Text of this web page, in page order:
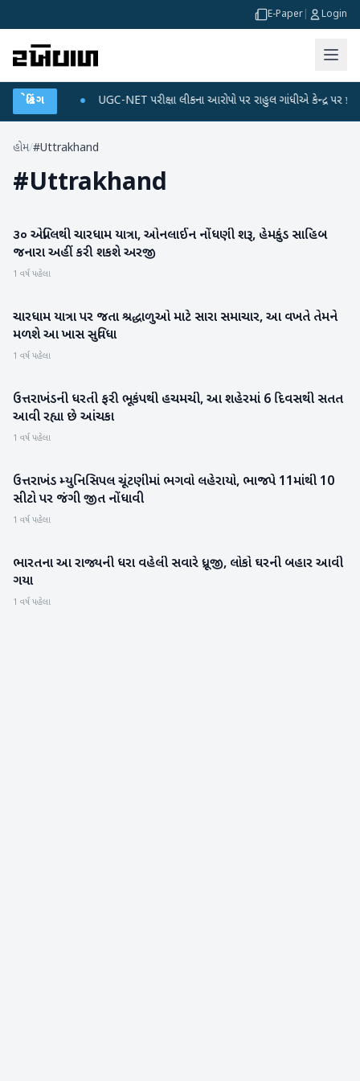
E-Paper Login
બ્રેકિંગ
પ્લાન UGC-NET પરીક્ષા લીકના આરોપો પર રાહુલ ગાંધીએ કેન્દ્ર પર પ્રહાર
હોમ/#Uttrakhand
#Uttrakhand
રાષ્ટ્રીય
૩૦ એપ્રિલથી ચારધામ યાત્રા, ઓનલાઈન નોંધણી શરૂ, હેમકુંડ સાહિબ
જનારા અહીં કરી શકશે અરજી
1 વર્ષ પહેલા
રાષ્ટ્રીય
ચારધામ યાત્રા પર જતા શ્રદ્ધાળુઓ માટે સારા સમાચાર, આ વખતે તેમને
મળશે આ ખાસ સુવિધા
1 વર્ષ પહેલા
રાષ્ટ્રીય
ઉત્તરાખંડની ધરતી ફરી ભૂકંપથી હચમચી, આ શહેરમાં 6 દિવસથી સતત
આવી રહ્યા છે આંચકા
1 વર્ષ પહેલા
રાષ્ટ્રીય
ઉત્તરાખંડ મ્યુનિસિપલ ચૂંટણીમાં ભગવો લહેરાયો, ભાજપે 11માંથી 10
સીટો પર જંગી જીત નોંધાવી
1 વર્ષ પહેલા
રાષ્ટ્રીય
ભારતના આ રાજ્યની ધરા વહેલી સવારે ધ્રૂજી, લોકો ઘરની બહાર આવી
ગયા
1 વર્ષ પહેલા